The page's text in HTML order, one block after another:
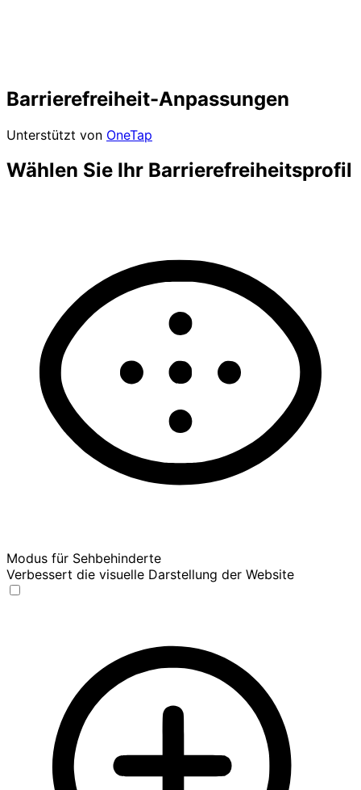
Barrierefreiheit-Anpassungen
Unterstützt von OneTap
Wählen Sie Ihr Barrierefreiheitsprofil
Modus für Sehbehinderte
Verbessert die visuelle Darstellung der Website